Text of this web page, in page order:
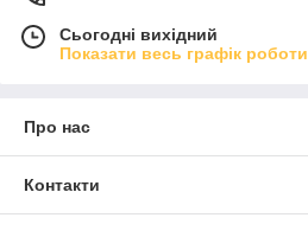
Сьогодні вихідний
Показати весь графік роботи
Про нас
Контакти